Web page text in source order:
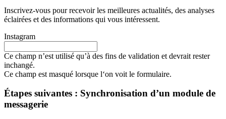
Inscrivez-vous pour recevoir les meilleures actualités, des analyses
éclairées et des informations qui vous intéressent.
Instagram
Ce champ n’est utilisé qu’à des fins de validation et devrait rester
inchangé.
Ce champ est masqué lorsque l‘on voit le formulaire.
Étapes suivantes : Synchronisation d’un module de
messagerie